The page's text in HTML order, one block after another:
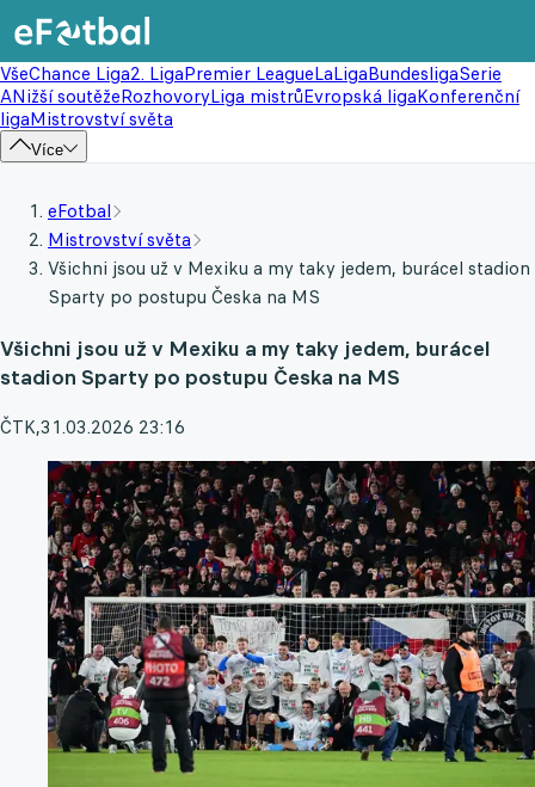
VšeChance Liga2. LigaPremier LeagueLaLigaBundesligaSerie
ANižší soutěžeRozhovoryLiga mistrůEvropská ligaKonferenční
ligaMistrovství světa
Více
eFotbal
Mistrovství světa
Všichni jsou už v Mexiku a my taky jedem, burácel stadion
Sparty po postupu Česka na MS
Všichni jsou už v Mexiku a my taky jedem, burácel
stadion Sparty po postupu Česka na MS
ČTK,31.03.2026 23:16